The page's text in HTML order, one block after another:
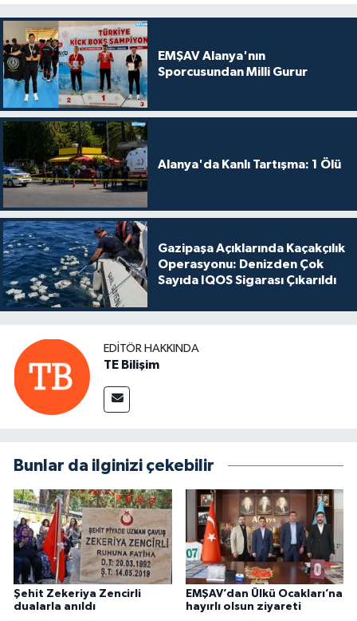
EMŞAV Alanya'nın
Sporcusundan Milli Gurur
Alanya'da Kanlı Tartışma: 1 Ölü
Gazipaşa Açıklarında Kaçakçılık
Operasyonu: Denizden Çok
Sayıda IQOS Sigarası Çıkarıldı
EDITÖR HAKKINDA
TE Bilişim
Bunlar da ilginizi çekebilir
Şehit Zekeriya Zencirli
dualarla anıldı
EMŞAV’dan Ülkü Ocakları’na
hayırlı olsun ziyareti